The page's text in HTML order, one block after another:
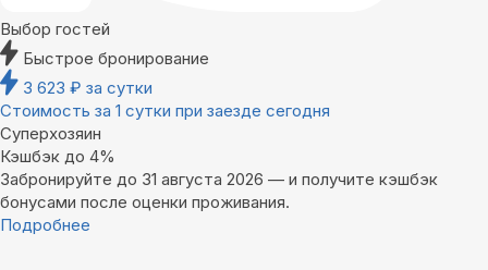
Выбор гостей
Быстрое бронирование
3 623 ₽ за сутки
Стоимость за 1 сутки при заезде сегодня
Суперхозяин
Кэшбэк до 4%
Забронируйте до 31 августа 2026 — и получите кэшбэк
бонусами после оценки проживания.
Подробнее